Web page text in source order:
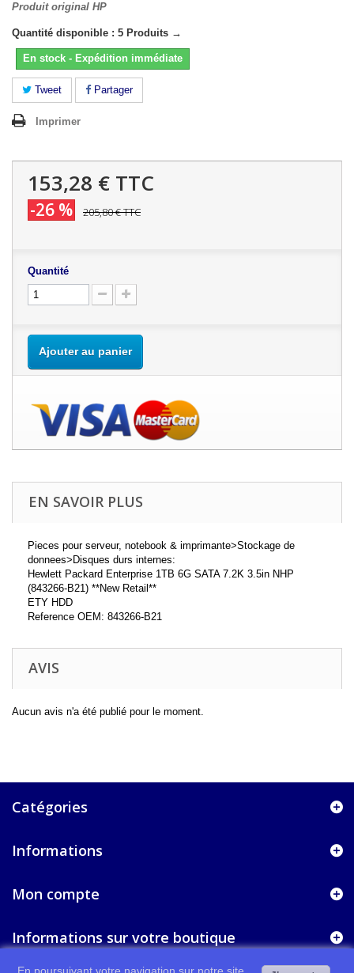
Produit original HP
Quantité disponible : 5 Produits →
En stock - Expédition immédiate
Tweet Partager
Imprimer
153,28 € TTC
-26 % 205,80 €TTC
Quantité
Ajouter au panier
EN SAVOIR PLUS
Pieces pour serveur, notebook & imprimante>Stockage de
donnees>Disques durs internes:
Hewlett Packard Enterprise 1TB 6G SATA 7.2K 3.5in NHP
(843266-B21) **New Retail**
ETY HDD
Reference OEM: 843266-B21
AVIS
Aucun avis n'a été publié pour le moment.
Catégories
Informations
Mon compte
Informations sur votre boutique